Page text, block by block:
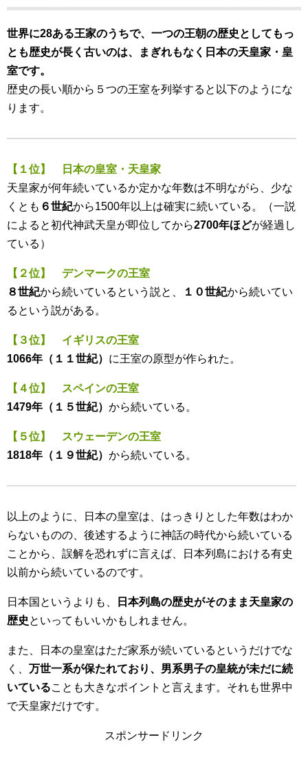
世界に28ある王家のうちで、一つの王朝の歴史としてもっ
とも歴史が長く古いのは、まぎれもなく日本の天皇家・皇
室です。
歴史の長い順から５つの王室を列挙すると以下のようにな
ります。
【１位】 日本の皇室・天皇家
天皇家が何年続いているか定かな年数は不明ながら、少な
くとも ６世紀から1500年以上は確実に続いている。（一説
によると初代神武天皇が即位してから2700年ほどが経過し
ている）
【２位】 デンマークの王室
８世紀から続いているという説と、 １０世紀から続いてい
るという説がある。
【３位】 イギリスの王室
1066年（１１世紀） に王室の原型が作られた。
【４位】 スペインの王室
1479年（１５世紀） から続いている。
【５位】 スウェーデンの王室
1818年（１９世紀） から続いている。
以上のように、日本の皇室は、はっきりとした年数はわか
らないものの、後述するように神話の時代から続いている
ことから、誤解を恐れずに言えば、日本列島における有史
以前から続いているのです。
日本国というよりも、
日本列島の歴史がそのまま天皇家の
歴史 といってもいいかもしれません。
また、日本の皇室はただ家系が続いているというだけでな
く、
万世一系が保たれており、男系男子の皇統が未だに続
いていることも大きなポイントと言えます。それも世界中
で天皇家だけです。
スポンサードリンク